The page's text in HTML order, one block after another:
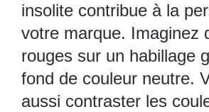
insolite contribue à la
votre marque. Imaginez
rouges sur un habillage
fond de couleur neutre.
aussi contraster les